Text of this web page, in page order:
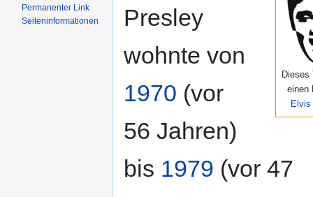
Dieses
einen
Elvis
Presley
wohnte von
1970 (vor
56 Jahren)
bis 1979 (vor 47
Permanenter Link
Seiteninformationen